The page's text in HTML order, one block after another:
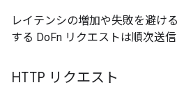
レイテンシの増加や失敗を避け
する DoFn リクエストは順次送
HTTP リクエスト